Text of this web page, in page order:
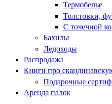
Термобелье
Толстовки,
С точечной
Бахилы
Ледоходы
Распродажа
Книги про
Подарочные
Аренда палок